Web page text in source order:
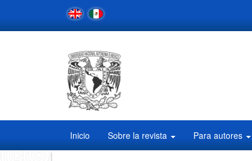
Contenido
Inicio Sobre la revista Para autores